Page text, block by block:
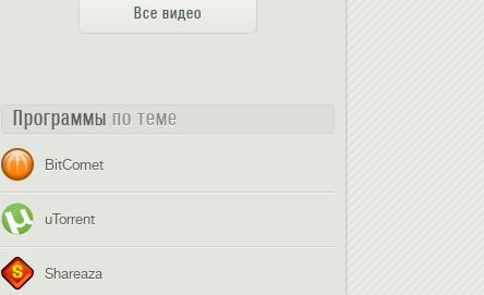
Все видео
Программы по теме
BitComet
uTorrent
Shareaza